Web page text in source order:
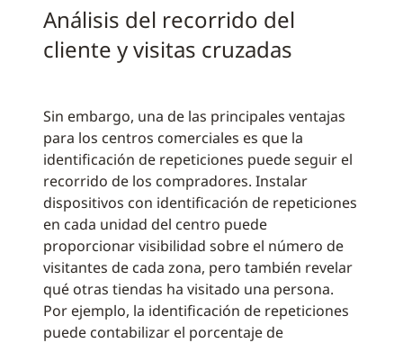
Análisis del recorrido del
cliente y visitas cruzadas
Sin embargo, una de las principales ventajas
para los centros comerciales es que la
identificación de repeticiones puede seguir el
recorrido de los compradores. Instalar
dispositivos con identificación de repeticiones
en cada unidad del centro puede
proporcionar visibilidad sobre el número de
visitantes de cada zona, pero también revelar
qué otras tiendas ha visitado una persona.
Por ejemplo, la identificación de repeticiones
puede contabilizar el porcentaje de